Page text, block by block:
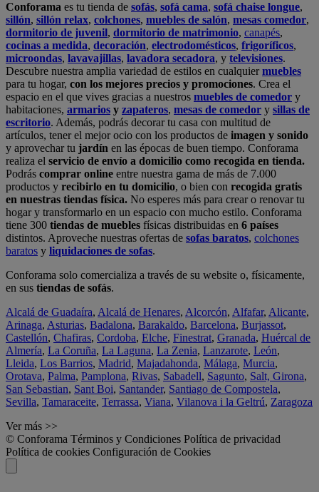
Conforama es tu tienda de sofás, sofá cama, sofá chaise longue,
sillón, sillón relax, colchones, muebles de salón, mesas comedor,
dormitorio de juvenil, dormitorio de matrimonio, canapés,
cocinas a medida, decoración, electrodomésticos, frigoríficos,
microondas, lavavajillas, lavadora secadora, y televisiones.
Descubre nuestra amplia variedad de estilos en cualquiermuebles
para tu hogar, con los mejores precios y promociones. Crea el
espacio en el que vives gracias a nuestros muebles de comedor y
habitaciones, armarios y zapateros, mesas de comedor y sillas de
escritorio. Además, podrás decorar tu casa con multitud de
artículos, tener el mejor ocio con los productos de imagen y sonido
y aprovechar tu jardín en las épocas de buen tiempo. Conforama
realiza el servicio de envío a domicilio como recogida en tienda.
Podrás comprar online entre nuestra gama de más de 7.000
productos y recibirlo en tu domicilio, o bien con recogida gratis
en nuestras tiendas física. No esperes más para crear o renovar tu
hogar y transformarlo en un espacio con mucho estilo. Conforama
tiene 300 tiendas de muebles físicas distribuidas en 6 países
distintos. Aproveche nuestras ofertas de sofas baratos, colchones
baratos y liquidaciones de sofas.
Conforama solo comercializa a través de su website o, físicamente,
en sus tiendas de sofás.
Alcalá de Guadaíra, Alcalá de Henares, Alcorcón, Alfafar, Alicante,
Arinaga, Asturias, Badalona, Barakaldo, Barcelona, Burjassot,
Castellón, Chafiras, Cordoba, Elche, Finestrat, Granada, Huércal de
Almería, La Coruña, La Laguna, La Zenia, Lanzarote, León,
Lleida, Los Barrios, Madrid, Majadahonda, Málaga, Murcia,
Orotava, Palma, Pamplona, Rivas, Sabadell, Sagunto, Salt, Girona,
San Sebastian, Sant Boi, Santander, Santiago de Compostela,
Sevilla, Tamaraceite, Terrassa, Viana, Vilanova i la Geltrú, Zaragoza
Ver más >>
© Conforama Términos y Condiciones Política de privacidad
Política de cookies Configuración de Cookies